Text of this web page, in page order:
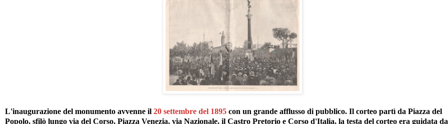
L'inaugurazione del monumento avvenne il 20 settembre del 1895 con un grande afflusso di pubblico. Il corteo partì da Piazza del
Popolo, sfilò lungo via del Corso, Piazza Venezia, via Nazionale, il Castro Pretorio e Corso d'Italia, la testa del corteo era guidata da